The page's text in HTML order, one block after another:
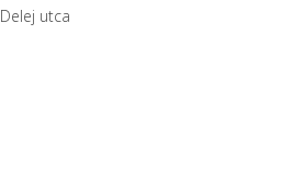
Delej utca